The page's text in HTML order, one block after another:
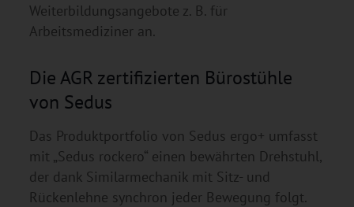
Weiterbildungsangebote z. B. für
Arbeitsmediziner an.
Die AGR zertifizierten Bürostühle
von Sedus
Das Produktportfolio von Sedus ergo+ umfasst
mit „Sedus rockero“ einen bewährten Drehstuhl,
der dank Similarmechanik mit Sitz- und
Rückenlehne synchron jeder Bewegung folgt.